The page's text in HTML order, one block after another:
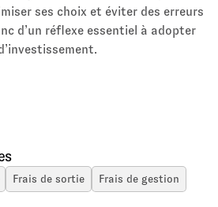
Frais de sortie Frais de gestion
ses choix et éviter des erreurs
d’un réflexe essentiel à adopter